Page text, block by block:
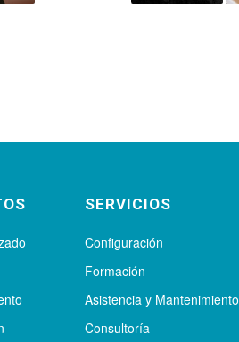
SERVICIOS
Configuración
Formación
Asistencia y Mantenimiento
Consultoría